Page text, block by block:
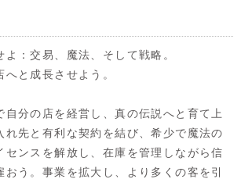
：交易、魔法、そして戦略。
と成長させよう。
自分の店を経営し、真の伝説へと育て上
れ先と有利な契約を結び、希少で魔法の
センスを解放し、在庫を管理しながら信
おう。事業を拡大し、より多くの客を引